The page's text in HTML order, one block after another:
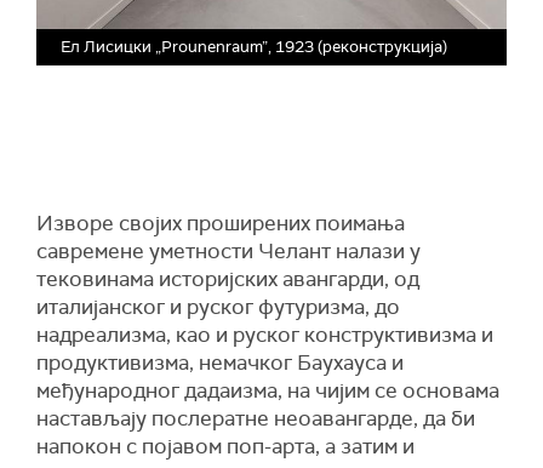
Ел Лисицки „Prounenraum”, 1923 (реконструкција)
Изворе својих проширених поимања
савремене уметности Челант налази у
тековинама историјских авангарди, од
италијанског и руског футуризма, до
надреализма, као и руског конструктивизма и
продуктивизма, немачког Баухауса и
међународног дадаизма, на чијим се основама
настављају послератне неоавангарде, да би
напокон с појавом поп-арта, а затим и